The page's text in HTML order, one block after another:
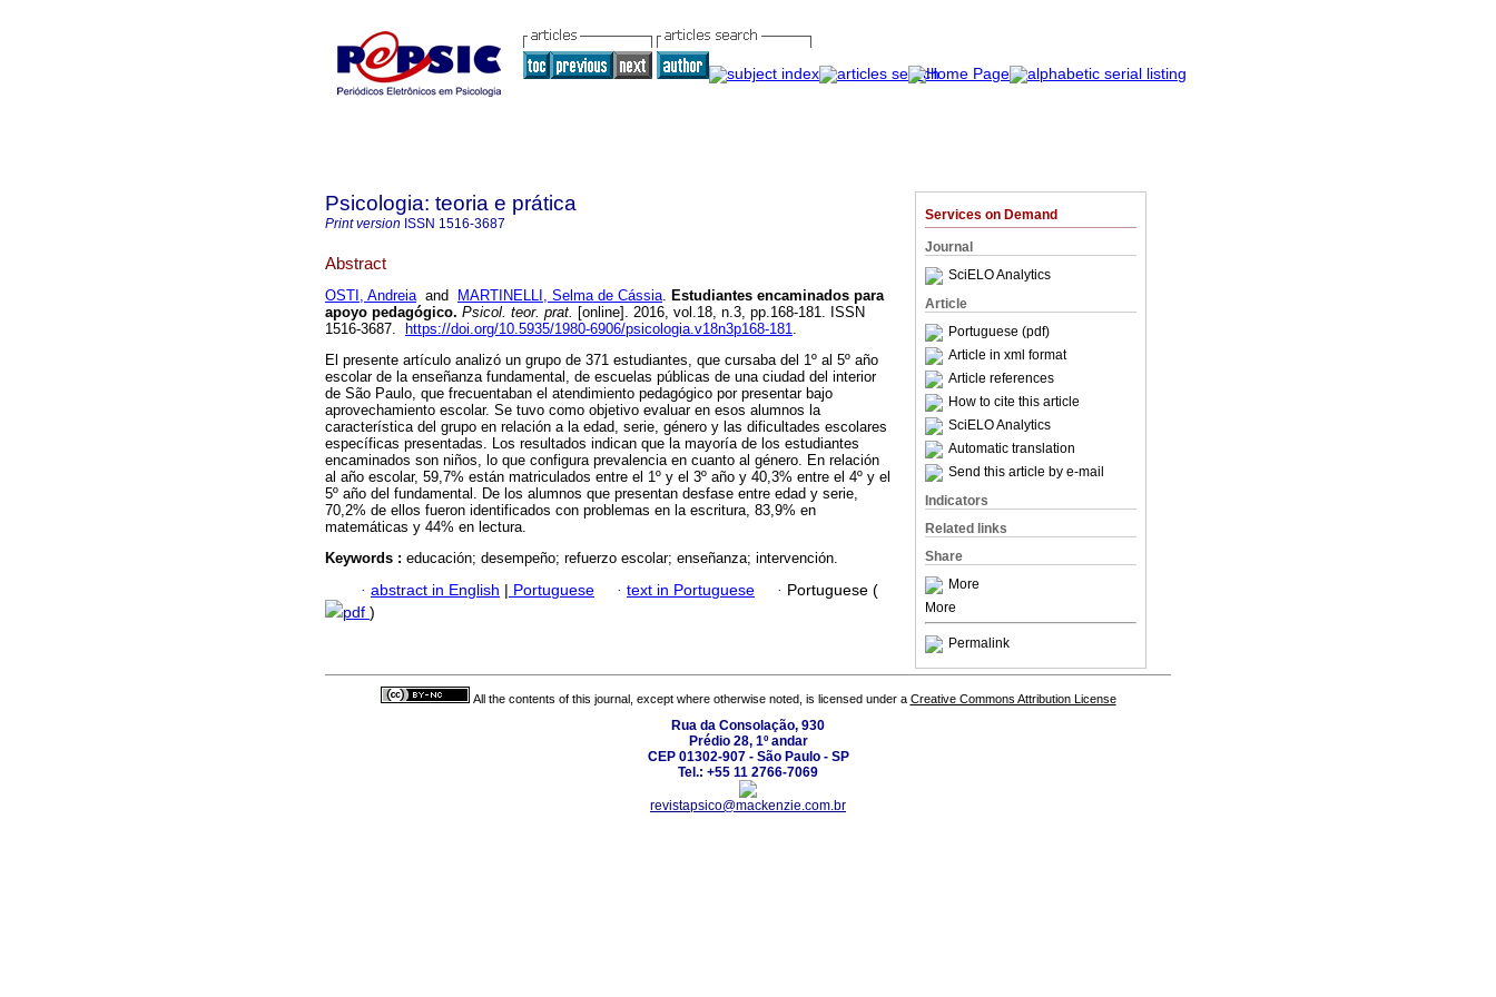
Services on Demand
Journal
SciELO Analytics
Article
Portuguese (pdf)
Article in xml format
Article references
How to cite this article
SciELO Analytics
Automatic translation
Send this article by e-mail
Indicators
Related links
Share
More
More
Permalink
Psicologia: teoria e prática
Print version ISSN 1516-3687
Abstract
OSTI, Andreiaand MARTINELLI, Selma de Cássia. Estudiantes encaminados para
apoyo pedagógico. Psicol. teor. prat. [online]. 2016, vol.18, n.3, pp.168-181. ISSN
1516-3687.
https://doi.org/10.5935/1980-6906/psicologia.v18n3p168-181.
El presente artículo analizó un grupo de 371 estudiantes, que cursaba del 1º al 5º año
escolar de la enseñanza fundamental, de escuelas públicas de una ciudad del interior
de São Paulo, que frecuentaban el atendimiento pedagógico por presentar bajo
aprovechamiento escolar. Se tuvo como objetivo evaluar en esos alumnos la
característica del grupo en relación a la edad, serie, género y las dificultades escolares
específicas presentadas. Los resultados indican que la mayoría de los estudiantes
encaminados son niños, lo que configura prevalencia en cuanto al género. En relación
al año escolar, 59,7% están matriculados entre el 1º y el 3º año y 40,3% entre el 4º y el
5º año del fundamental. De los alumnos que presentan desfase entre edad y serie,
70,2% de ellos fueron identificados con problemas en la escritura, 83,9% en
matemáticas y 44% en lectura.
Keywords : educación; desempeño; refuerzo escolar; enseñanza; intervención.
· abstract in English | Portuguese · text in Portuguese · Portuguese (
pdf )
All the contents of this journal, except where otherwise noted, is licensed under a Creative Commons Attribution License
Rua da Consolação, 930
Prédio 28, 1º andar
CEP 01302-907 - São Paulo - SP
Tel.: +55 11 2766-7069
revistapsico@mackenzie.com.br